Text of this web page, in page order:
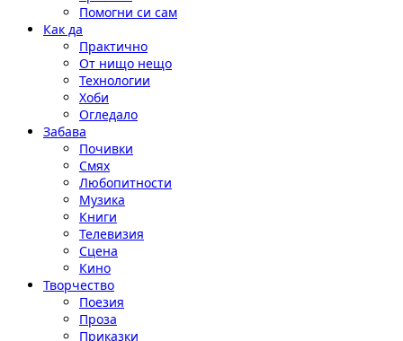
Помогни си сам
Как да
Практично
От нищо нещо
Технологии
Хоби
Огледало
Забава
Почивки
Смях
Любопитности
Музика
Книги
Телевизия
Сцена
Кино
Творчество
Поезия
Проза
Приказки